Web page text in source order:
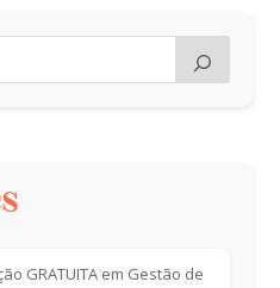
GRATUITA em Gestão de